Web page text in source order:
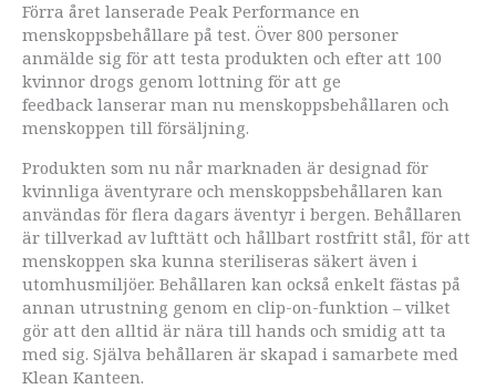
Förra året lanserade Peak Performance en
menskoppsbehållare på test. Över 800 personer
anmälde sig för att testa produkten och efter att 100
kvinnor drogs genom lottning för att ge
feedback lanserar man nu menskoppsbehållaren och
menskoppen till försäljning.
Produkten som nu når marknaden är designad för
kvinnliga äventyrare och menskoppsbehållaren kan
användas för flera dagars äventyr i bergen. Behållaren
är tillverkad av lufttätt och hållbart rostfritt stål, för att
menskoppen ska kunna steriliseras säkert även i
utomhusmiljöer. Behållaren kan också enkelt fästas på
annan utrustning genom en clip-on-funktion – vilket
gör att den alltid är nära till hands och smidig att ta
med sig. Själva behållaren är skapad i samarbete med
Klean Kanteen.